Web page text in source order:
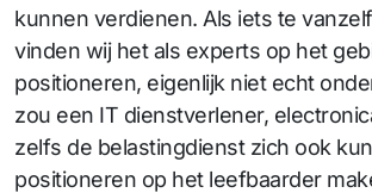
kunnen verdienen. Als iets te
vinden wij het als experts op het
positioneren, eigenlijk niet echt
zou een IT dienstverlener,
zelfs de belastingdienst zich ook
positioneren op het leefbaarder